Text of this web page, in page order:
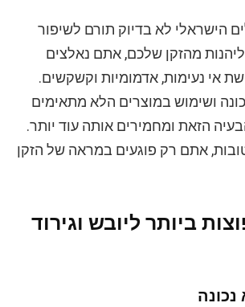
הישראלי לא בדיוק תורם לשיפור
מהזקן שלכם, אתם נאלצים
אי נעימות, אדמומיות וקשקשים.
ושימוש במוצרים הלא מתאימים
הזאת ומחמירים אותה עוד יותר.
אתם רק פוגעים במראה של הזקן
ביותר ליובש וגירוד